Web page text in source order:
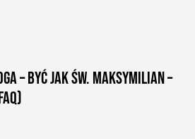
– BYĆ JAK ŚW. MAKSYMILIAN –